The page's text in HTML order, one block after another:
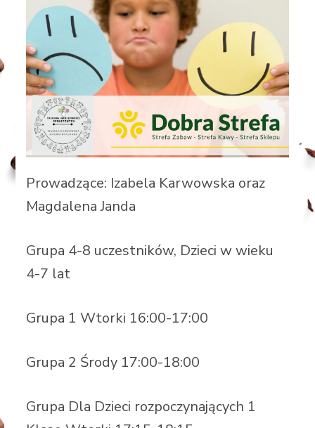
Prowadzące: Izabela Karwowska oraz
Magdalena Janda
Grupa 4-8 uczestników, Dzieci w wieku
4-7 lat
Grupa 1 Wtorki 16:00-17:00
Grupa 2 Środy 17:00-18:00
Grupa Dla Dzieci rozpoczynających 1